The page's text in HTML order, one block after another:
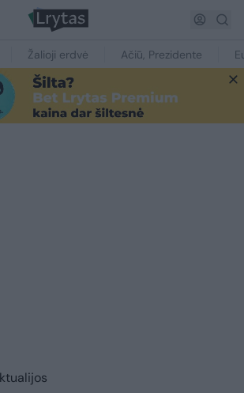
Žalioji erdvė Ačiū, Prezidente